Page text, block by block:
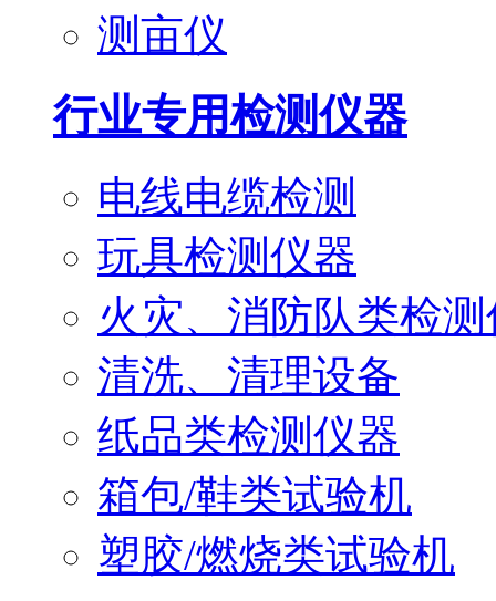
测亩仪
行业专用检测仪器
电线电缆检测
玩具检测仪器
火灾、消防队类检
清洗、清理设备
纸品类检测仪器
箱包/鞋类试验机
塑胶/燃烧类试验机